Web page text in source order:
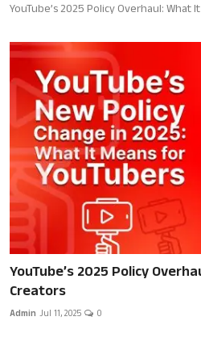
Education
Business
Local News
Earn Money
Tutorials
Malayalam
YouTube’s 2025 Policy Overhaul: What
YouTube’s 2025 Policy
Creators
Admin Jul 11, 2025 0